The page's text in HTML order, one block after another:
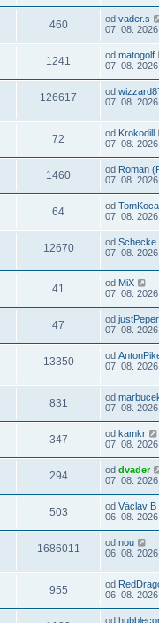
460 od vader.s
07. 08.
1241 od matogolf
07. 08.
126617 od
07. 08.
72 od Krokodill
07. 08.
1460 od Roman
07. 08.
64 od
07. 08.
12670 od Schecke
07. 08.
41 od MiX
07. 08.
47 od justPeper
07. 08.
13350 od
07. 08.
831 od
07. 08.
347 od kamkr
07. 08.
294 od dvader
07. 08.
503 od Václav B
06. 08.
1686011 od nou
06. 08.
955 od
06. 08.
od